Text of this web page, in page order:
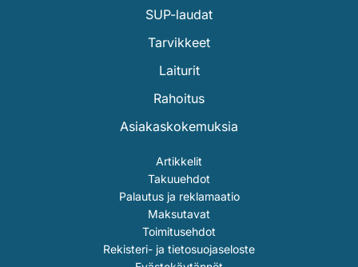
SUP-laudat
Tarvikkeet
Laiturit
Rahoitus
Asiakaskokemuksia
Artikkelit
Takuuehdot
Palautus ja reklamaatio
Maksutavat
Toimitusehdot
Rekisteri- ja tietosuojaseloste